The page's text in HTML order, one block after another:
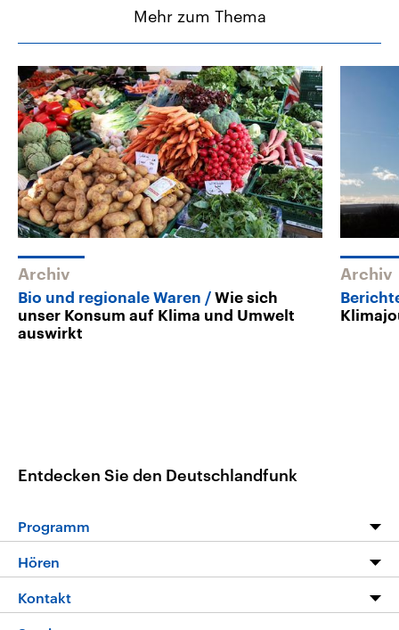
Mehr zum Thema
Archiv
Bio und regionale Waren
Wie sich
unser Konsum auf Klima und Umwelt
auswirkt
Archiv
Entdecken Sie den Deutschlandfunk
Programm
Programm
Die Nachrichten
Hören
Livestream
Kontakt